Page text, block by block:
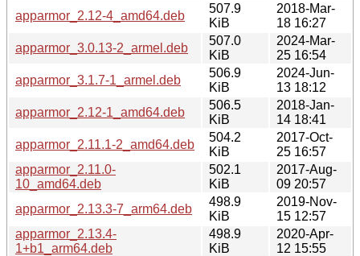
apparmor_2.12-4_amd64.deb
507.9
KiB
2018-Mar-
18 16:27
apparmor_3.0.13-2_armel.deb
507.0
KiB
2024-Mar-
25 16:54
apparmor_3.1.7-1_armel.deb
506.9
KiB
2024-Jun-
13 18:12
apparmor_2.12-1_amd64.deb
506.5
KiB
2018-Jan-
14 18:41
apparmor_2.11.1-2_amd64.deb
504.2
KiB
2017-Oct-
25 16:57
apparmor_2.11.0-
10_amd64.deb
502.1
KiB
2017-Aug-
09 20:57
apparmor_2.13.3-7_arm64.deb
498.9
KiB
2019-Nov-
15 12:57
apparmor_2.13.4-
1+b1_arm64.deb
498.9
KiB
2020-Apr-
12 15:55